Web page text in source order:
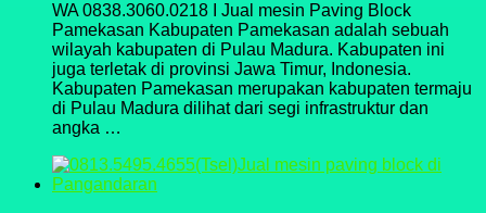
WA 0838.3060.0218 I Jual mesin Paving Block
Pamekasan Kabupaten Pamekasan adalah sebuah
wilayah kabupaten di Pulau Madura. Kabupaten ini
juga terletak di provinsi Jawa Timur, Indonesia.
Kabupaten Pamekasan merupakan kabupaten termaju
di Pulau Madura dilihat dari segi infrastruktur dan
angka …